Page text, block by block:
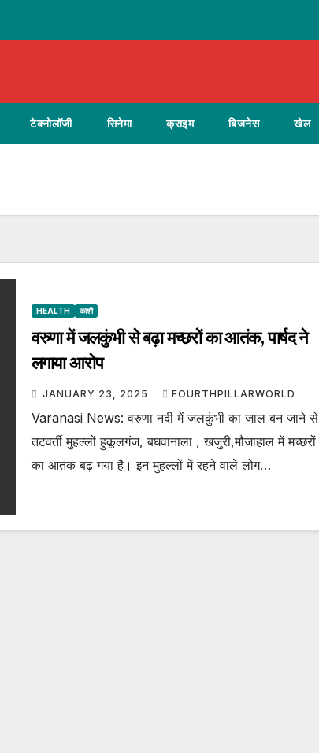
टेक्नोलॉजी सिनेमा क्राइम बिजनेस खेल
HEALTH काशी
वरुणा में जलकुंभी से बढ़ा मच्छरों का आतंक, पार्षद ने
लगाया आरोप
JANUARY 23, 2025 FOURTHPILLARWORLD
Varanasi News: वरुणा नदी में जलकुंभी का जाल बन जाने से
तटवर्ती मुहल्लों हुकूलगंज, बघवानाला , खजुरी,मौजाहाल में मच्छरों
का आतंक बढ़ गया है। इन मुहल्लों में रहने वाले लोग…